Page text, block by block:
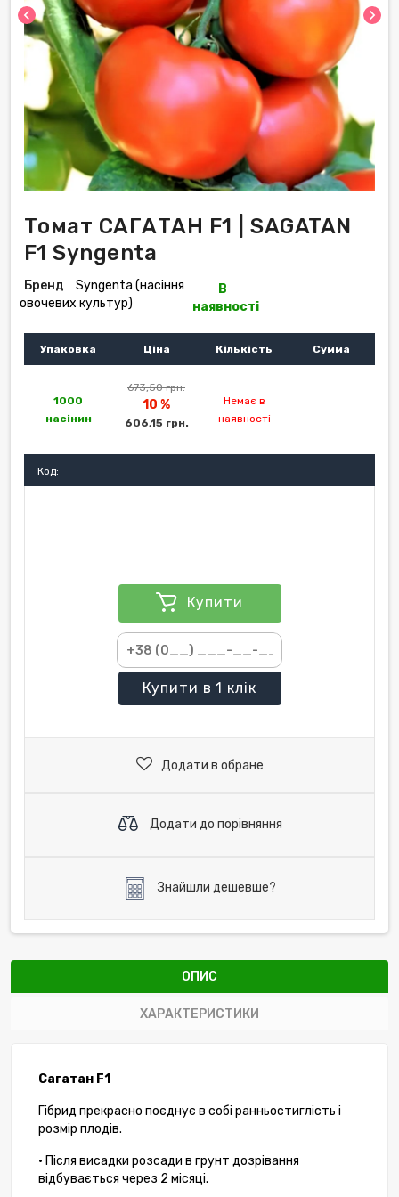
chevron_left chevron_right
Томат САГАТАН F1 | SAGATAN
F1 Syngenta
Бренд
Syngenta (насіння
овочевих культур)
В
наявності
Упаковка Ціна Кількість Сумма
1000
насінин
673,50 грн.
10 %
606,15 грн.
Немає в
наявності
Код:
Купити
Купити в 1 клік
Додати в обране
Додати до порівняння
Знайшли дешевше?
ОПИС
ХАРАКТЕРИСТИКИ
Сагатан F1
Гібрид прекрасно поєднує в собі ранньостиглість і
розмір плодів.
• Після висадки розсади в грунт дозрівання
відбувається через 2 місяці.